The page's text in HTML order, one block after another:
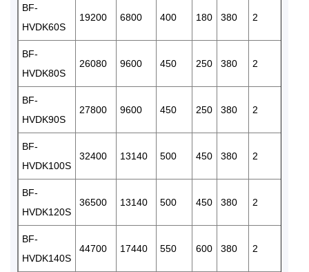
BF-
HVDK60S
19200 6800 400 180 380 2
BF-
HVDK80S
26080 9600 450 250 380 2
BF-
HVDK90S
27800 9600 450 250 380 2
BF-
HVDK100S
32400 13140 500 450 380 2
BF-
HVDK120S
36500 13140 500 450 380 2
BF-
HVDK140S
44700 17440 550 600 380 2